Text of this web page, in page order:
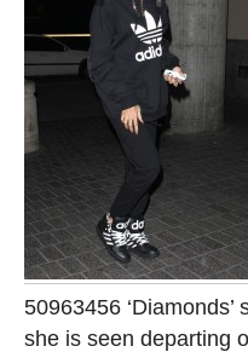
50963456
she is seen departing